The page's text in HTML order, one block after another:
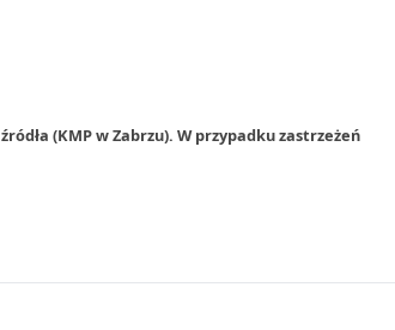
(KMP w Zabrzu). W przypadku zastrzeżeń